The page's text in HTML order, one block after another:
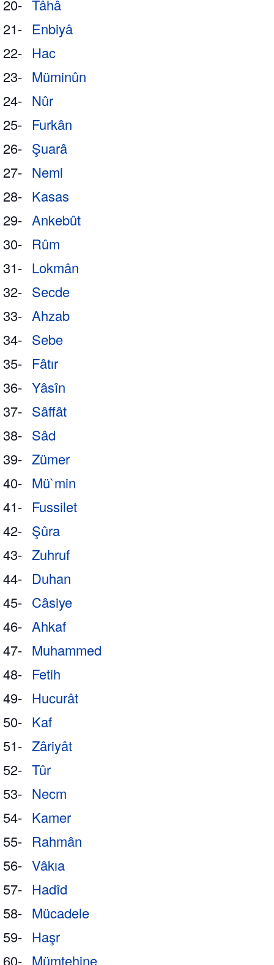
20- Tâhâ
21- Enbiyâ
22- Hac
23- Müminûn
24- Nûr
25- Furkân
26- Şuarâ
27- Neml
28- Kasas
29- Ankebût
30- Rûm
31- Lokmân
32- Secde
33- Ahzab
34- Sebe
35- Fâtır
36- Yâsîn
37- Sâffât
38- Sâd
39- Zümer
40- Mü`min
41- Fussilet
42- Şûra
43- Zuhruf
44- Duhan
45- Câsiye
46- Ahkaf
47- Muhammed
48- Fetih
49- Hucurât
50- Kaf
51- Zâriyât
52- Tûr
53- Necm
54- Kamer
55- Rahmân
56- Vâkıa
57- Hadîd
58- Mücadele
59- Haşr
60- Mümtehine